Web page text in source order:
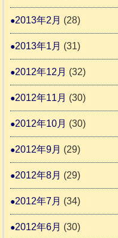
2013年2月 (28)
2013年1月 (31)
2012年12月 (32)
2012年11月 (30)
2012年10月 (30)
2012年9月 (29)
2012年8月 (29)
2012年7月 (34)
2012年6月 (30)